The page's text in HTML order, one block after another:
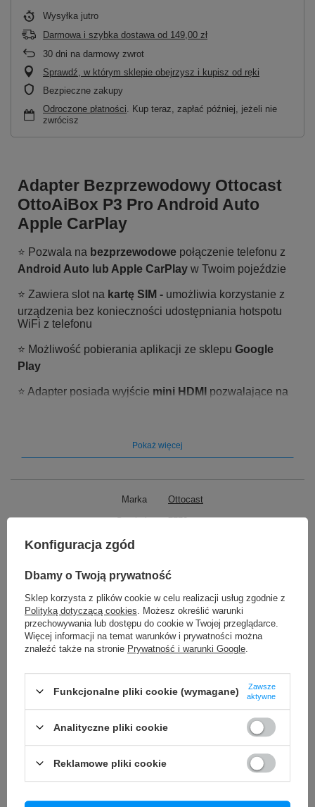
Wysyłka jutro
Darmowa i szybka dostawa od 149,00 zł
30 dni na darmowy zwrot
Sprawdź, w którym sklepie obejrzysz i kupisz od ręki
Bezpieczne zakupy
Odroczone płatności . Kup teraz, zapłać później, jeżeli nie
zwrócisz
Adapter Bezprzewodowy Ottocast
OttoAiBox P3 Pro Android Auto
Apple CarPlay
⭐️ Pozwala na bezprzewodowe połączenie telefonu z
Android Auto lub Apple CarPlay w Twoim pojeździe
⭐️ Zawiera slot na kartę SIM - umożliwia korzystanie z
urządzenia bez konieczności udostępniania hotspotu
WiFi z telefonu
⭐️ Możliwość pobierania aplikacji ze sklepu Google
Play
⭐️ Adapter posiada wyjście mini HDMI pozwalające na
➡️ Najważniejsze zalety:
Pokaż więcej
Marka Ottocast
Symbol 7772
Gwarancja
TO MOŻE CIĘ ZAINTERESOWAĆ
Adapter Carlinkit Lite S HDMI 2/16GB Android Auto/Carplay
Bezprzewodowy
Adapter Przejściówka Carlinkit HDMI Streaming Box Apple
CarPlay
Kabel Złącze USB-C DisplayPort 1.4 8K 60Hz 4K 144Hz MAC
45,00 zł / szt.
Apple Carplay Android Auto / Karta SD
Konfiguracja zgód
Dbamy o Twoją prywatność
Sklep korzysta z plików cookie w celu realizacji usług zgodnie z
Polityką dotyczącą cookies . Możesz określić warunki
przechowywania lub dostępu do cookie w Twojej przeglądarce.
Więcej informacji na temat warunków i prywatności można
znaleźć także na stronie Prywatność i warunki Google
Funkcjonalne pliki cookie (wymagane)
Zawsze
aktywne
Analityczne pliki cookie
Reklamowe pliki cookie